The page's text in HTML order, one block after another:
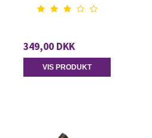
349,00 DKK
VIS PRODUKT